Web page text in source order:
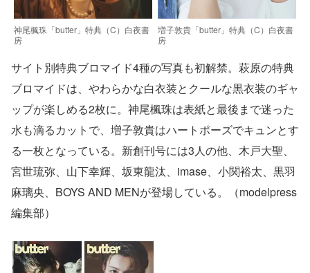
神尾楓珠「butter」特典（C）白夜書
房
増子敦貴「butter」特典（C）白夜書
房
サイト別特典ブロマイド4種の写真も初解禁。萩原の特典
ブロマイドは、やわらかな白衣装とクールな黒衣装のギャ
ップが楽しめる2枚に。神尾楓珠は表紙と最後まで迷った
水も滴るカットで、増子敦貴はハートポーズでキュンとす
る一枚となっている。新創刊号には3人の他、木戸大聖、
宮世琉弥、山下幸輝、坂東龍汰、imase、小関裕太、黒羽
麻璃央、BOYS AND MENが登場している。（modelpress
編集部）